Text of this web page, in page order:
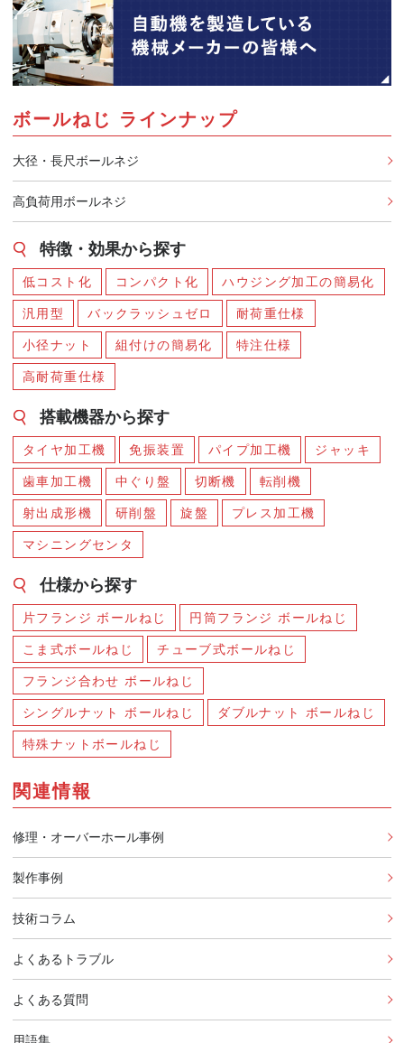
ボールねじ ラインナップ
大径・長尺ボールネジ
高負荷用ボールネジ
特徴・効果から探す
低コスト化 コンパクト化 ハウジング加工の簡易化
汎用型 バックラッシュゼロ 耐荷重仕様
小径ナット 組付けの簡易化 特注仕様
高耐荷重仕様
搭載機器から探す
タイヤ加工機 免振装置 パイプ加工機 ジャッキ
歯車加工機 中ぐり盤 切断機 転削機
射出成形機 研削盤 旋盤 プレス加工機
マシニングセンタ
仕様から探す
片フランジ ボールねじ 円筒フランジ ボールねじ
こま式ボールねじ チューブ式ボールねじ
フランジ合わせ ボールねじ
シングルナット ボールねじ ダブルナット ボールねじ
特殊ナットボールねじ
関連情報
修理・オーバーホール事例
製作事例
技術コラム
よくあるトラブル
よくある質問
用語集